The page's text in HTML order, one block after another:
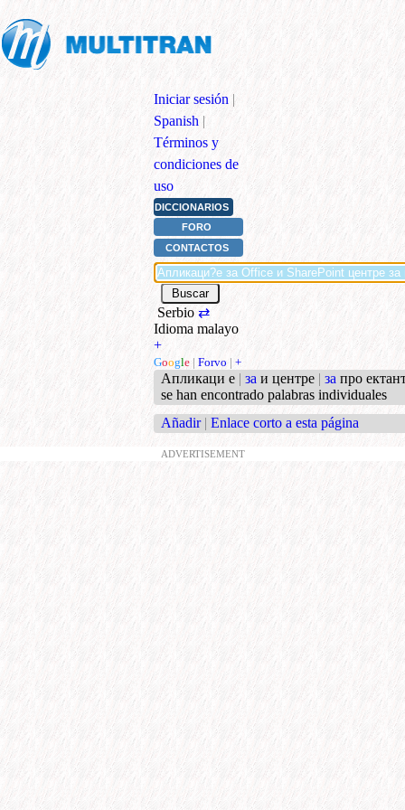
Iniciar sesión |
Spanish |
Términos y
condiciones de
uso
DICCIONARIOS
FORO
CONTACTOS
Serbio ⇄
Idioma malayo
+
Google | Forvo | +
Апликаци е | за и центре | за про
se han encontrado palabras individuales
Añadir | Enlace corto a esta página
ADVERTISEMENT